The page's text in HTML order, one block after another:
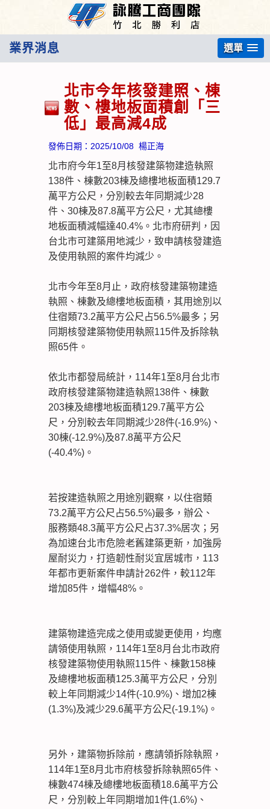
業界消息 選單
北市今年核發建照、棟
數、樓地板面積創「三
低」最高減4成
發佈日期： 2025/10/08 楊正海
北市府今年1至8月核發建築物建造執照
138件、棟數203棟及總樓地板面積129.7
萬平方公尺，分別較去年同期減少28
件、30棟及87.8萬平方公尺，尤其總樓
地板面積減幅達40.4%。北市府研判，因
台北市可建築用地減少，致申請核發建造
及使用執照的案件均減少。
北市今年至8月止，政府核發建築物建造
執照、棟數及總樓地板面積，其用途別以
住宿類73.2萬平方公尺占56.5%最多；另
同期核發建築物使用執照115件及拆除執
照65件。
依北市都發局統計，114年1至8月台北市
政府核發建築物建造執照138件、棟數
203棟及總樓地板面積129.7萬平方公
尺，分別較去年同期減少28件(-16.9%)、
30棟(-12.9%)及87.8萬平方公尺
(-40.4%)。
若按建造執照之用途別觀察，以住宿類
73.2萬平方公尺占56.5%)最多，辦公、
服務類48.3萬平方公尺占37.3%居次；另
為加速台北市危險老舊建築更新，加強房
屋耐災力，打造韌性耐災宜居城市，113
年都市更新案件申請計262件，較112年
增加85件，增幅48%。
建築物建造完成之使用或變更使用，均應
請領使用執照，114年1至8月台北市政府
核發建築物使用執照115件、棟數158棟
及總樓地板面積125.3萬平方公尺，分別
較上年同期減少14件(-10.9%)、增加2棟
(1.3%)及減少29.6萬平方公尺(-19.1%)。
另外，建築物拆除前，應請領拆除執照，
114年1至8月北市府核發拆除執照65件、
棟數474棟及總樓地板面積18.6萬平方公
尺，分別較上年同期增加1件(1.6%)、